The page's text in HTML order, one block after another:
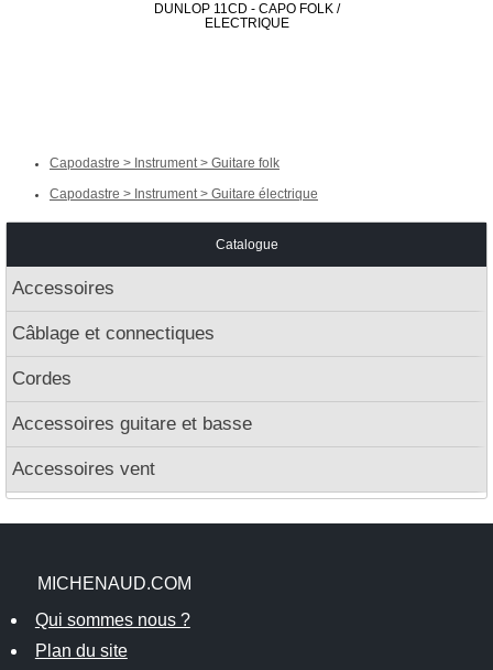
DUNLOP 11CD - CAPO FOLK /
ELECTRIQUE
Capodastre > Instrument > Guitare folk
Capodastre > Instrument > Guitare électrique
Catalogue
Accessoires
Câblage et connectiques
Cordes
Accessoires guitare et basse
Accessoires vent
MICHENAUD.COM
Qui sommes nous ?
Plan du site